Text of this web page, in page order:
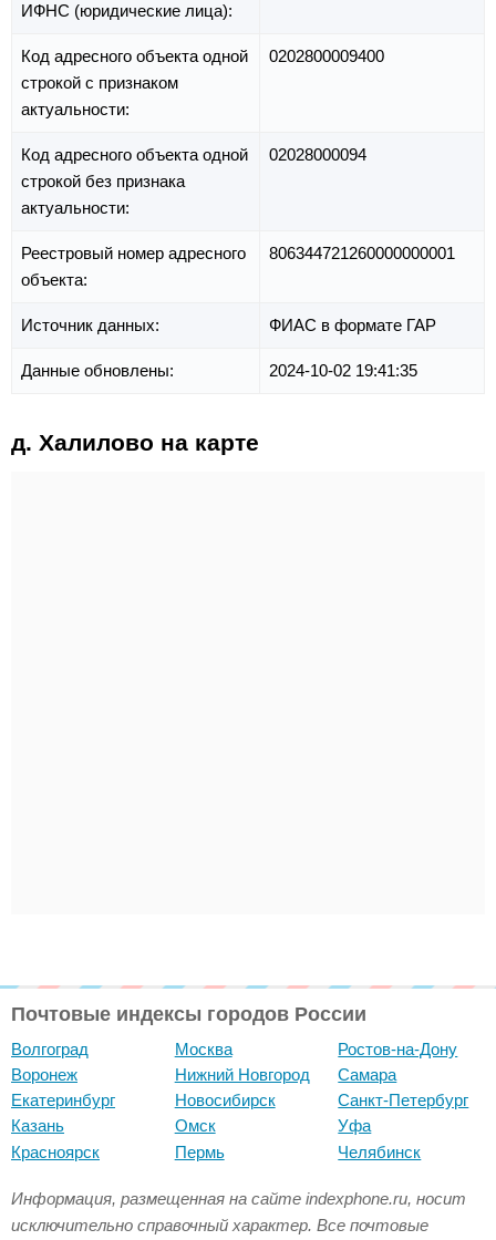
ИФНС (юридические лица):
Код адресного объекта одной
строкой с признаком
актуальности:
0202800009400
Код адресного объекта одной
строкой без признака
актуальности:
02028000094
Реестровый номер адресного
объекта:
806344721260000000001
Источник данных: ФИАС в формате ГАР
Данные обновлены: 2024-10-02 19:41:35
д. Халилово на карте
Почтовые индексы городов России
Волгоград
Воронеж
Екатеринбург
Казань
Красноярск
Москва
Нижний Новгород
Новосибирск
Омск
Пермь
Ростов-на-Дону
Самара
Санкт-Петербург
Уфа
Челябинск
Информация, размещенная на сайте indexphone.ru, носит
исключительно справочный характер. Все почтовые